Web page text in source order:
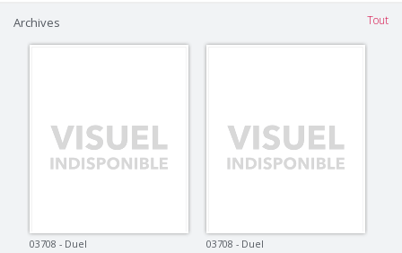
Archives Tout
03708 - Duel 03708 - Duel